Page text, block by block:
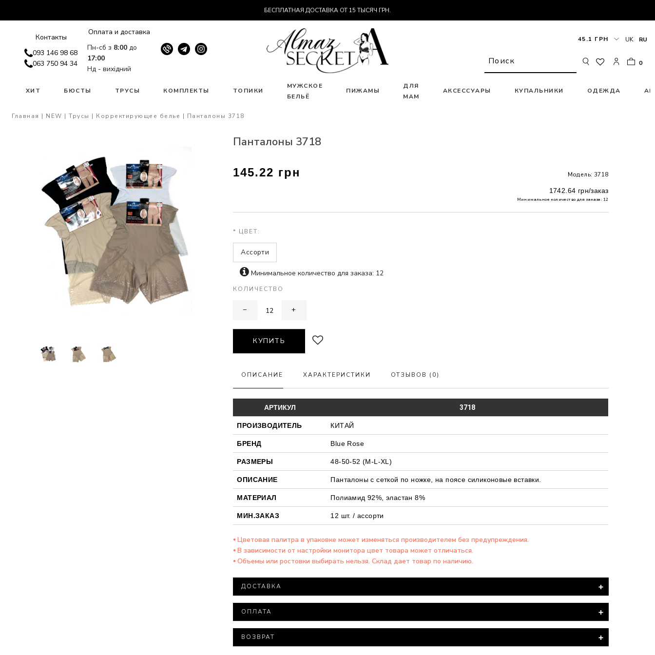
БЕСПЛАТНАЯ ДОСТАВКА ОТ 15 ТЫСЯЧ ГРН.
Контакты
093 146 98 68
063 750 94 34
Оплата и доставка
Пн-сб з 8:00 до
17:00
Нд - вихідний
45.1 ГРН UK RU
0
ХИТ БЮСТЫ ТРУСЫ КОМПЛЕКТЫ ТОПИКИ
МУЖСКОЕ
БЕЛЬЁ
ПИЖАМЫ
ДЛЯ
МАМ
АКСЕССУАРЫ КУПАЛЬНИКИ ОДЕЖДА
Главная NEW Трусы Корректирующее белье Панталоны 3718
Панталоны 3718
145.22 грн Модель: 3718
1742.64 грн/заказ
Минимальное количество для заказа: 12
* ЦВЕТ:
Ассорти
Минимальное количество для заказа: 12
КОЛИЧЕСТВО
− +
КУПИТЬ
ОПИСАНИЕ ХАРАКТЕРИСТИКИ ОТЗЫВОВ (0)
АРТИКУЛ 3718
ПРОИЗВОДИТЕЛЬ КИТАЙ
БРЕНД Blue Rose
РАЗМЕРЫ 48-50-52 (M-L-XL)
ОПИСАНИЕ Панталоны с сеткой по ножке, на поясе силиконовые вставки.
МАТЕРИАЛ Полиамид 92%, эластан 8%
МИН.ЗАКАЗ 12 шт. / ассорти
⦁ Цветовая палитра в упаковке может изменяться производителем без предупреждения.
⦁ В зависимости от настройки монитора цвет товара может отличаться.
⦁ Объемы или ростовки выбирать нельзя. Склад дает товар по наличию.
ДОСТАВКА
Доставка товара осуществляется компанией ООО "Новая ПОЧТА".
При заказе на сумму более 15 000 тысяч гривен доставка товара производится БЕСПЛАТНО.
Все посылки оцениваются минимальной стоимостью.
ОПЛАТА
Минимальная сумма заказа – 500 гривен.
ВОЗВРАТ